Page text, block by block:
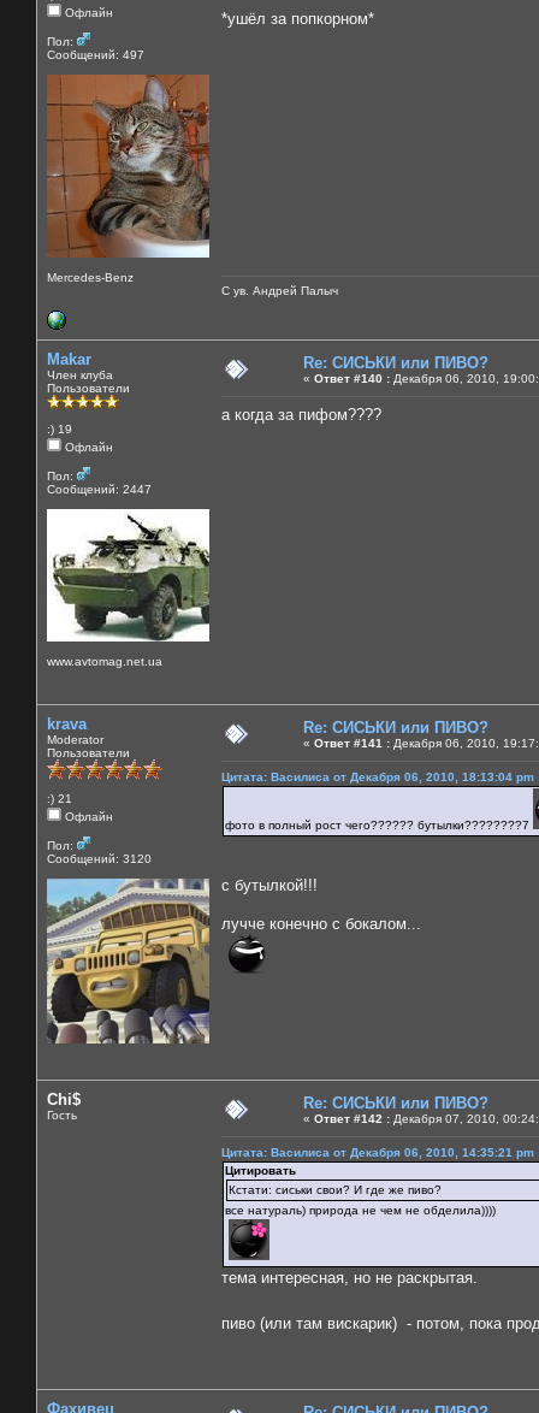
Офлайн
Пол:
Сообщений: 497
Mercedes-Benz
*ушёл за попкорном*
С ув. Андрей Палыч
Makar
Член клуба
Пользователи
:) 19
Офлайн
Пол:
Сообщений: 2447
www.avtomag.net.ua
Re: СИСЬКИ или ПИВО?
« Ответ #140 : Декабря 06, 2010,
а когда за пифом????
krava
Moderator
Пользователи
:) 21
Офлайн
Пол:
Сообщений: 3120
Re: СИСЬКИ или ПИВО?
« Ответ #141 : Декабря 06, 2010,
Цитата: Василиса от Декабря 06, 2010, 18:13:04 pm
фото в полный рост чего?????? бутылки????????7
с бутылкой!!!
лучче конечно с бокалом...
Chi$
Гость
Re: СИСЬКИ или ПИВО?
« Ответ #142 : Декабря 07, 2010,
Цитата: Василиса от Декабря 06, 2010, 14:35:21 pm
Цитировать
Кстати: сиськи свои? И где же пиво?
все натураль) природа не чем не обделила))))
тема интересная, но не раскрытая.
пиво (или там вискарик) - потом, пока
Фахивец